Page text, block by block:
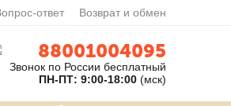
ответ Возврат и обмен
88001004095
Звонок по России бесплатный
ПН-ПТ: 9:00-18:00 (мск)